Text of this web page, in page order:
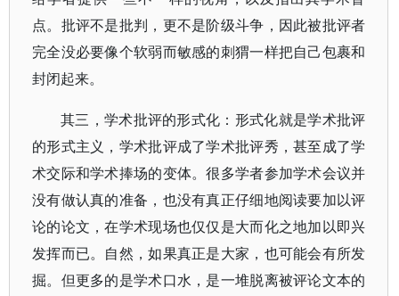
点。批评不是批判，更不是阶级斗争，因此被批评者
完全没必要像个软弱而敏感的刺猬一样把自己包裹和
封闭起来。
其三，学术批评的形式化：形式化就是学术批评
的形式主义，学术批评成了学术批评秀，甚至成了学
术交际和学术捧场的变体。很多学者参加学术会议并
没有做认真的准备，也没有真正仔细地阅读要加以评
论的论文，在学术现场也仅仅是大而化之地加以即兴
发挥而已。自然，如果真正是大家，也可能会有所发
掘。但更多的是学术口水，是一堆脱离被评论文本的